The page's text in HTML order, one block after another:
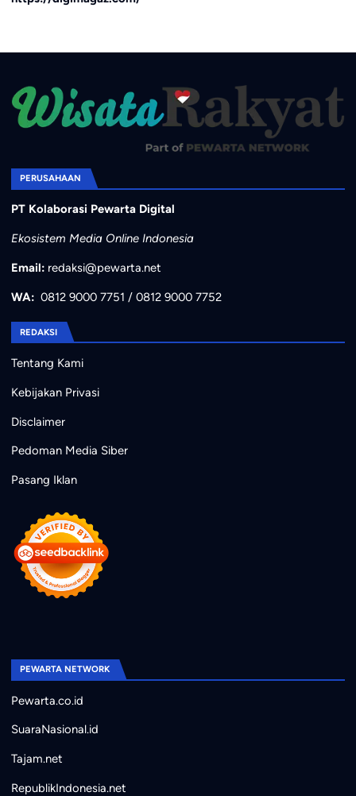
PERUSAHAAN
PT Kolaborasi Pewarta Digital
Ekosistem Media Online Indonesia
Email: redaksi@pewarta.net
WA: 0812 9000 7751 / 0812 9000 7752
REDAKSI
Tentang Kami
Kebijakan Privasi
Disclaimer
Pedoman Media Siber
Pasang Iklan
PEWARTA NETWORK
Pewarta.co.id
SuaraNasional.id
Tajam.net
RepublikIndonesia.net